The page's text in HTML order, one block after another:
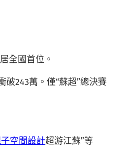
全國首位。
破243萬。僅“蘇超”總決賽
空間設計超游江蘇”等